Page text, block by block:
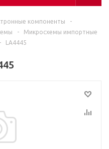
компоненты
-
-
Микросхемы импортные
- LA4445